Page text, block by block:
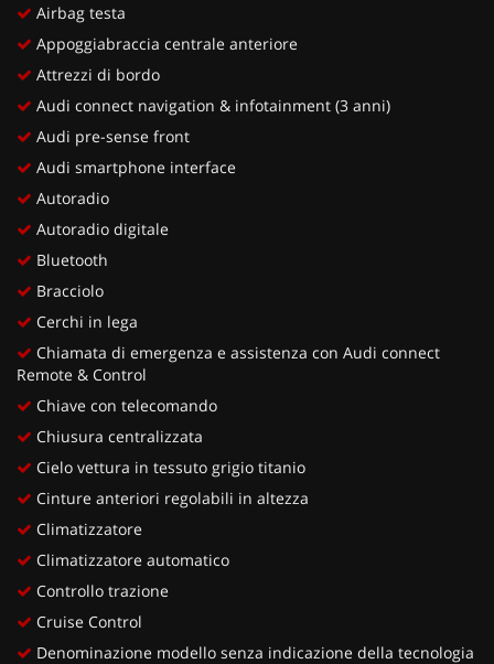
Airbag testa
Appoggiabraccia centrale anteriore
Attrezzi di bordo
Audi connect navigation & infotainment (3 anni)
Audi pre-sense front
Audi smartphone interface
Autoradio
Autoradio digitale
Bluetooth
Bracciolo
Cerchi in lega
Chiamata di emergenza e assistenza con Audi connect
Remote & Control
Chiave con telecomando
Chiusura centralizzata
Cielo vettura in tessuto grigio titanio
Cinture anteriori regolabili in altezza
Climatizzatore
Climatizzatore automatico
Controllo trazione
Cruise Control
Denominazione modello senza indicazione della tecnologia